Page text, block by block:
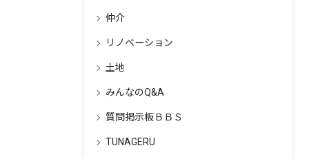
仲介
リノベーション
土地
みんなのQ&A
質問掲示板ＢＢＳ
TUNAGERU